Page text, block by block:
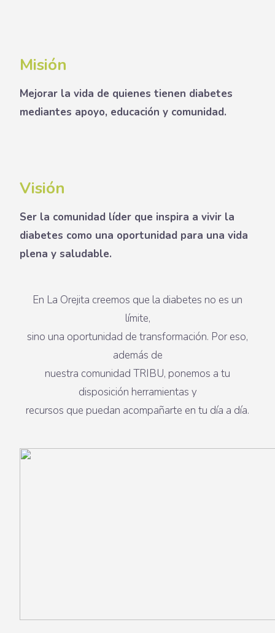
Misión
Mejorar la vida de quienes tienen diabetes
mediantes apoyo, educación y comunidad.
Visión
Ser la comunidad líder que inspira a vivir la
diabetes como una oportunidad para una vida
plena y saludable.
En La Orejita creemos que la diabetes no es un
límite,
sino una oportunidad de transformación. Por eso,
además de
nuestra comunidad TRIBU, ponemos a tu
disposición herramientas y
recursos que puedan acompañarte en tu día a día.